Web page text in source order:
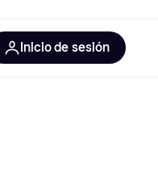
Inicio de sesión